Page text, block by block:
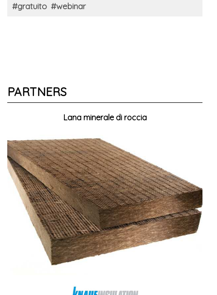
#gratuito #webinar
PARTNERS
Lana minerale di roccia